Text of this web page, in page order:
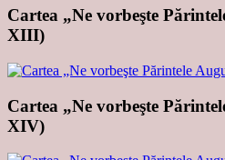
Cartea „Ne vorbeşte
XIII)
Cartea „Ne vorbeşte
XIV)